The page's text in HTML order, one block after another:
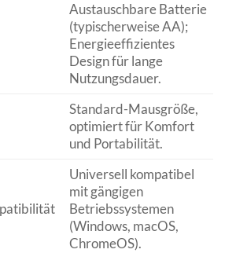
Austauschbare Batterie
(typischerweise AA);
Energieeffizientes
Design für lange
Nutzungsdauer.
Standard-Mausgröße,
optimiert für Komfort
und Portabilität.
Universell kompatibel
mit gängigen
Betriebssystemen
(Windows, macOS,
ChromeOS).